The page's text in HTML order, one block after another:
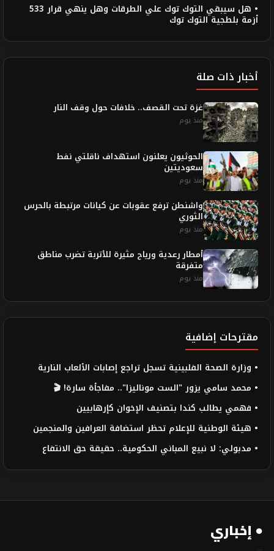
• هل سيبقي التوك توك علي الطرقات وهل ينهي قرار 533
أزمة بلطجية التوك توك
أخبار ذات صلة
غزة تحت القصف.. خلافات حول وقف النار
منذ يوم
الحوثيون يعلنون استهداف ناقلتي نفط
سعوديتين
منذ يوم
واشنطن ترفع عقوبات عن كيانات مرتبطة بالحرس
الثوري
منذ يوم
أمطار رعدية ورياح مثيرة للأتربة تضرب مناطق
متفرقة
منذ يوم
مقترحات إضافية
• وزارة الصحة الفلبينية تسجل تراجع إصابات الألعاب النارية
• محمد سامي يزور "الست موناليزا".. مفاجأة سارة! 🎬
• فهمي يطالب كندا بتصنيف الإخوان كإرهابيين
• هيئة الوطنية للإعلام تحظر استضافة العرافين والمنجمين
• مدبولي: لا نبيع المباني الحكومية.. حقيقة حق الانتفاع
● إخباري
...